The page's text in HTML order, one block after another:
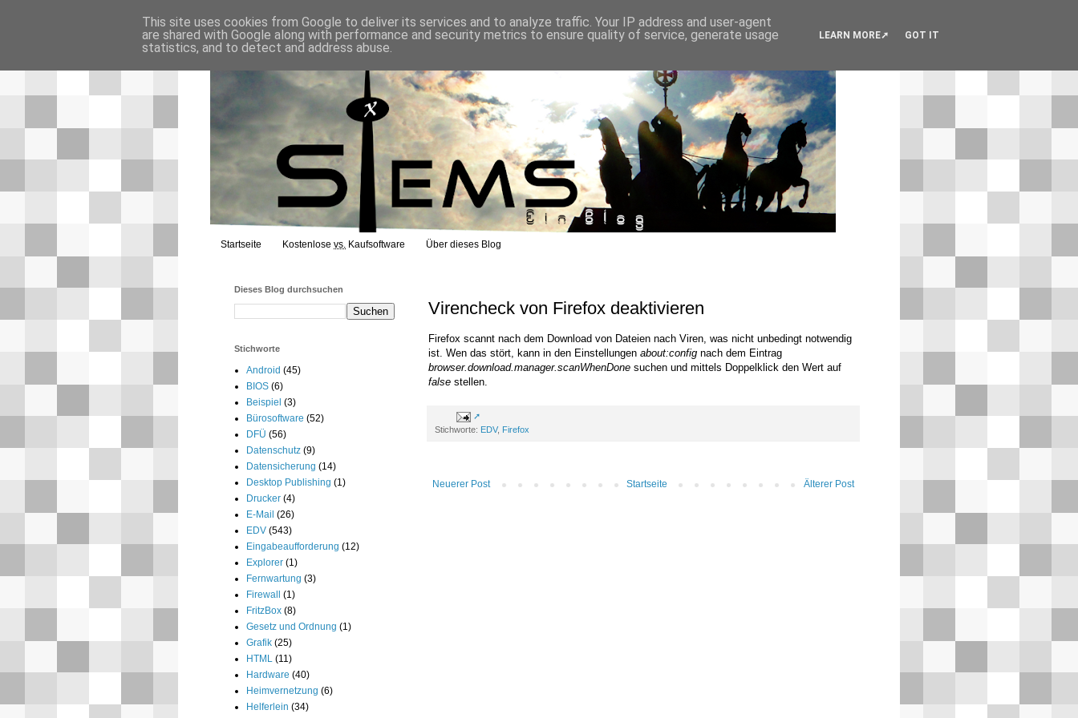
Startseite Kostenlose vs. Kaufsoftware Über dieses Blog
Virencheck von Firefox deaktivieren
Firefox scannt nach dem Download von Dateien nach Viren, was nicht unbedingt notwendig
ist. Wen das stört, kann in den Einstellungen about:config nach dem Eintrag
browser.download.manager.scanWhenDone suchen und mittels Doppelklick den Wert auf
false stellen.
Stichworte: EDV, Firefox
Neuerer Post Älterer Post
Startseite
Dieses Blog durchsuchen
Stichworte
Android (45)
BIOS (6)
Beispiel (3)
Bürosoftware (52)
DFÜ (56)
Datenschutz (9)
Datensicherung (14)
Desktop Publishing (1)
Drucker (4)
E-Mail (26)
EDV (543)
Eingabeaufforderung (12)
Explorer (1)
Fernwartung (3)
Firewall
(1)
FritzBox (8)
Gesetz und Ordnung (1)
Grafik (25)
HTML (11)
Hardware (40)
Heimvernetzung (6)
Helferlein (34)
This site uses cookies from Google to deliver its services and to analyze traffic. Your IP address and user-agent
are shared with Google along with performance and security metrics to ensure quality of service, generate usage
statistics, and to detect and address abuse.
LEARN MORE GOT IT